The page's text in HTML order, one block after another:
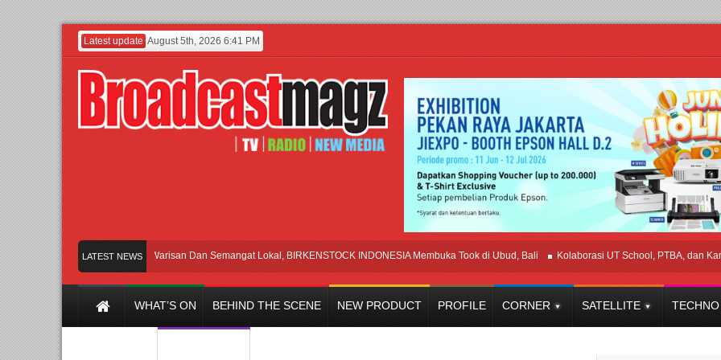
Latest update August 5th, 2026 6:41 PM
LATEST NEWS
Rayakan Perpaduan Warisan Dan Semangat Lokal, BIRKENSTOCK INDONESIA Membuka Took di Ubud, Bali Kolaborasi UT School, PTBA, dan Kamaju
WHAT’S ON BEHIND THE SCENE NEW PRODUCT PROFILE CORNER SATELLITE TECHNO